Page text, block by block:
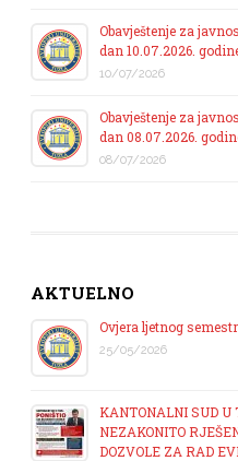
Obavještenje za
dan 10.07.2026.
10/07/2026
Obavještenje za
dan 08.07.2026.
08/07/2026
AKTUELNO
Ovjera ljetnog
25/05/2026
KANTONALNI SUD U
NEZAKONITO
DOZVOLE ZA RAD